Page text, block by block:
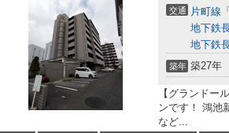
交通 片町線 「
地下鉄
地下鉄
築年 築27年
【グランドー
ンです！ 鴻池
など...